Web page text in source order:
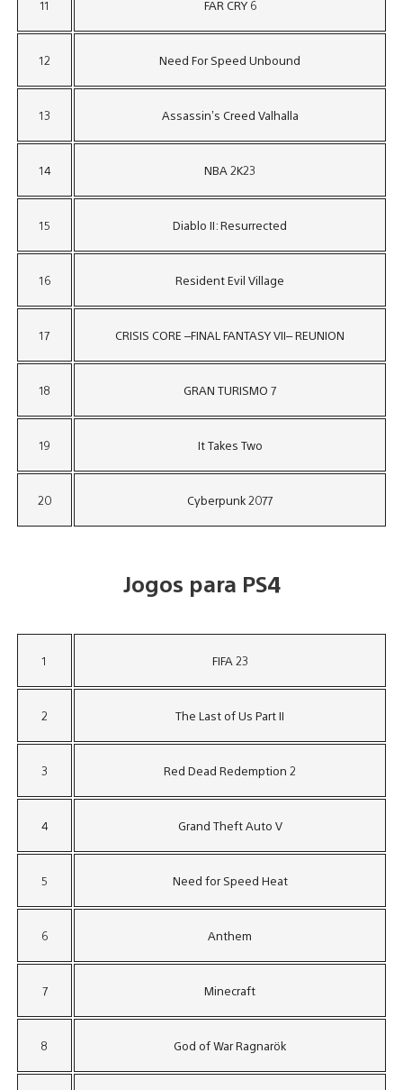
11 FAR CRY 6
12 Need For Speed Unbound
13 Assassin’s Creed Valhalla
14 NBA 2K23
15 Diablo II: Resurrected
16 Resident Evil Village
17 CRISIS CORE –FINAL FANTASY VII– REUNION
18 GRAN TURISMO 7
19 It Takes Two
20 Cyberpunk 2077
Jogos para PS4
1 FIFA 23
2 The Last of Us Part II
3 Red Dead Redemption 2
4 Grand Theft Auto V
5 Need for Speed Heat
6 Anthem
7 Minecraft
8 God of War Ragnarök